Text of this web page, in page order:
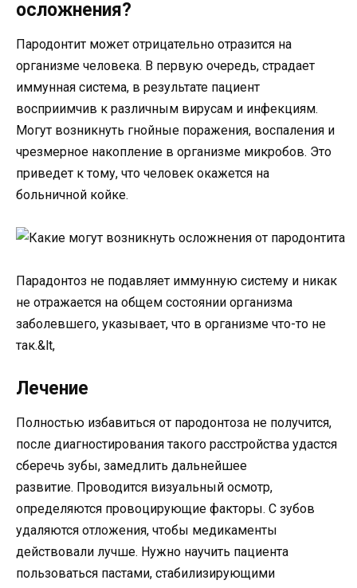
осложнения?
Пародонтит может отрицательно отразится на
организме человека. В первую очередь, страдает
иммунная система, в результате пациент
восприимчив к различным вирусам и инфекциям.
Могут возникнуть гнойные поражения, воспаления и
чрезмерное накопление в организме микробов. Это
приведет к тому, что человек окажется на
больничной койке.
Парадонтоз не подавляет иммунную систему и никак
не отражается на общем состоянии организма
заболевшего, указывает, что в организме что-то не
так.&lt,
Лечение
Полностью избавиться от пародонтоза не получится,
после диагностирования такого расстройства удастся
сберечь зубы, замедлить дальнейшее
развитие. Проводится визуальный осмотр,
определяются провоцирующие факторы. С зубов
удаляются отложения, чтобы медикаменты
действовали лучше. Нужно научить пациента
пользоваться пастами, стабилизирующими